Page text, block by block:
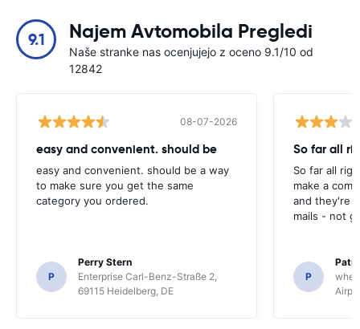
9.1 Najem Avtomobila Pregledi
Naše stranke nas ocenjujejo z oceno 9.1/10 od
12842
08-07-2026
easy and convenient. should be
easy and convenient. should be a way
to make sure you get the same
category you ordered.
P
Perry Stern
Enterprise Carl-Benz-Straße 2,
69115 Heidelberg, DE
So far all
So far all
make a
and they're
mails - not
P